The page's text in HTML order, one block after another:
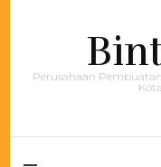
Perusahaan